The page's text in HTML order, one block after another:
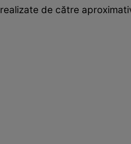
realizate de către